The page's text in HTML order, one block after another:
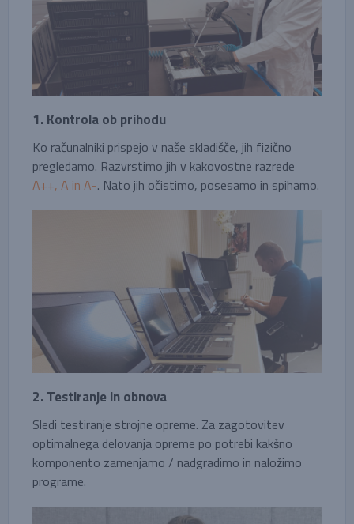
1. Kontrola ob prihodu
Ko računalniki prispejo v naše skladišče, jih fizično
pregledamo. Razvrstimo jih v kakovostne razrede
A++, A in A-. Nato jih očistimo, posesamo in spihamo.
2. Testiranje in obnova
Sledi testiranje strojne opreme. Za zagotovitev
optimalnega delovanja opreme po potrebi kakšno
komponento zamenjamo / nadgradimo in naložimo
programe.